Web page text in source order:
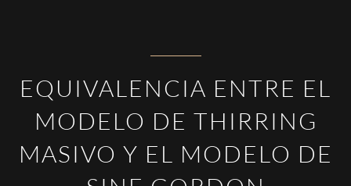
EQUIVALENCIA ENTRE EL
MODELO DE THIRRING
MASIVO Y EL MODELO DE